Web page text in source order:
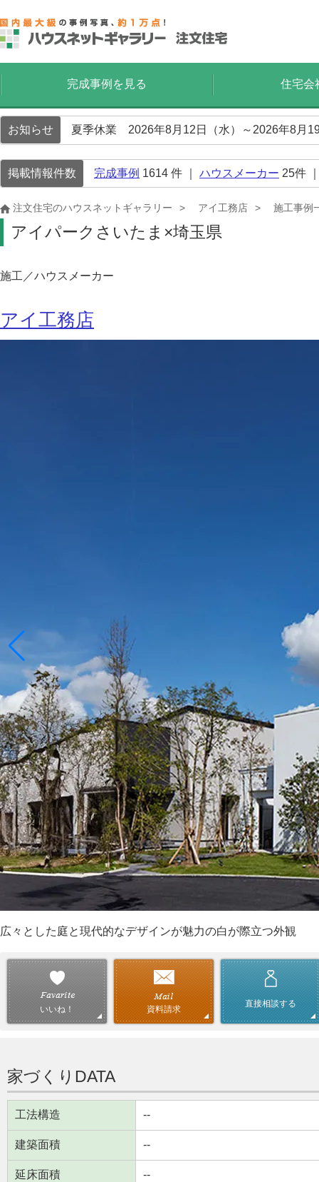
完成事例を見る 住宅会
お知らせ 夏季休業 2026年8月12日（水）～2026年8月
掲載情報件数 完成事例 1614 件 ｜ ハウスメーカー 25件
注文住宅のハウスネットギャラリー アイ工務店 施工事例
アイパークさいたま×埼玉県
施工／ハウスメーカー
アイ工務店
広々とした庭と現代的なデザインが魅力の白が際立つ外観
いいね！ 資料請求
直接相談する
家づくりDATA
工法構造 --
建築面積 --
延床面積 --